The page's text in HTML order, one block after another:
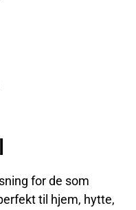
for de som
til hjem, hytte,